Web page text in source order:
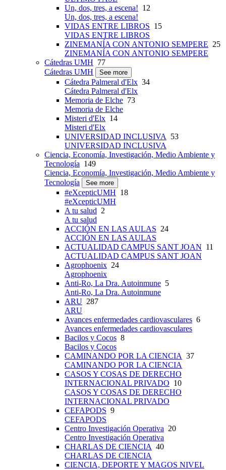
Un, dos, tres, a escena! 12
Un, dos, tres, a escena!
VIDAS ENTRE LIBROS 15
VIDAS ENTRE LIBROS
ZINEMANÍA CON ANTONIO SEMPERE 25
ZINEMANÍA CON ANTONIO SEMPERE
Cátedras UMH 77
Cátedras UMH
See more
Cátedra Palmeral d'Elx 34
Cátedra Palmeral d'Elx
Memoria de Elche 73
Memoria de Elche
Misteri d'Elx 14
Misteri d'Elx
UNIVERSIDAD INCLUSIVA
53
UNIVERSIDAD INCLUSIVA
Ciencia, Economía, Investigación, Medio Ambiente y
Tecnología 149
Ciencia, Economía, Investigación, Medio Ambiente y
Tecnología
See more
#eXcepticUMH 18
#eXcepticUMH
A tu salud 2
A tu salud
ACCIÓN EN LAS AULAS 24
ACCIÓN EN LAS AULAS
ACTUALIDAD CAMPUS SANT JOAN 11
ACTUALIDAD CAMPUS SANT JOAN
Agrophoenix 24
Agrophoenix
Anti-Ro, La Dra. Autoinmune 5
Anti-Ro, La Dra. Autoinmune
ARU 287
ARU
Avances enfermedades cardiovasculares 6
Avances enfermedades cardiovasculares
Bacilos y Cocos 8
Bacilos y Cocos
CAMINANDO POR LA CIENCIA 37
CAMINANDO POR LA CIENCIA
CASOS Y COSAS DE DERECHO
INTERNACIONAL PRIVADO 10
CASOS Y COSAS DE DERECHO
INTERNACIONAL PRIVADO
CEFAPODS 9
CEFAPODS
Centro Investigación Operativa 20
Centro Investigación Operativa
CHARLAS DE CIENCIA 40
CHARLAS DE CIENCIA
CIENCIA, DEPORTE Y MAGOS NIVEL